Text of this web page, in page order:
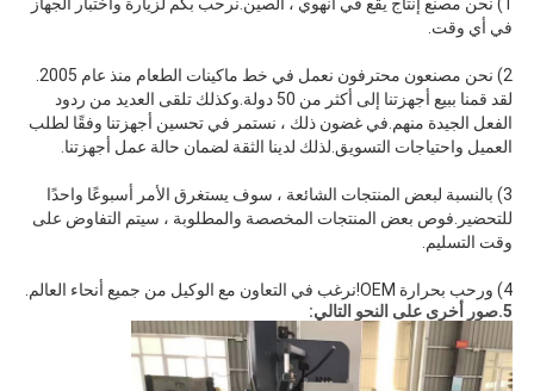
1) نحن مصنع إنتاج يقع في آنهوي ، الصين.نرحب بكم لزيارة واختبار الجهاز
في أي وقت.
2) نحن مصنعون محترفون نعمل في خط ماكينات الطعام منذ عام 2005.
لقد قمنا ببيع أجهزتنا إلى أكثر من 50 دولة.وكذلك تلقى العديد من ردود
الفعل الجيدة منهم.في غضون ذلك ، نستمر في تحسين أجهزتنا وفقًا لطلب
العميل واحتياجات التسويق.لذلك لدينا الثقة لضمان حالة عمل أجهزتنا.
3) بالنسبة لبعض المنتجات الشائعة ، سوف يستغرق الأمر أسبوعًا واحدًا
للتحضير.فوص بعض المنتجات المخصصة والمطلوبة ، سيتم التفاوض على
وقت التسليم.
4) ورحب بحرارة OEM!نرغب في التعاون مع الوكيل من جميع أنحاء العالم.
5.صور أخرى على النحو التالي: